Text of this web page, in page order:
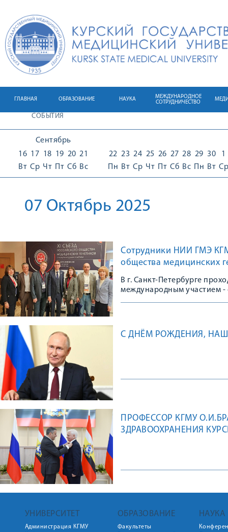
ГЛАВНАЯ ОБРАЗОВАНИЕ НАУКА
МЕЖДУНАРОДНОЕ
СОТРУДНИЧЕСТВО
СОБЫТИЯ
Сентябрь
16
Вт
17
Ср
18
Чт
19
Пт
20
Сб
21
Вс
22
Пн
23
Вт
24
Ср
25
Чт
26
Пт
27
Сб
28
Вс
29
Пн
30
Вт
1
Ср
07 Октябрь 2025
Сотрудники НИИ ГМЭ
общества медицинских
В г. Санкт-Петербурге
международным участием -
С ДНЁМ РОЖДЕНИЯ, НАШ
ПРОФЕССОР КГМУ
ЗДРАВООХРАНЕНИЯ
УНИВЕРСИТЕТ
Администрация КГМУ
ОБРАЗОВАНИЕ
Факультеты
НАУКА